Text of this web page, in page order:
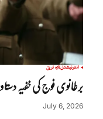
انٹرنیشنلتازہ ترین
برطانوی فوج کی خفیہ
July 6, 2026